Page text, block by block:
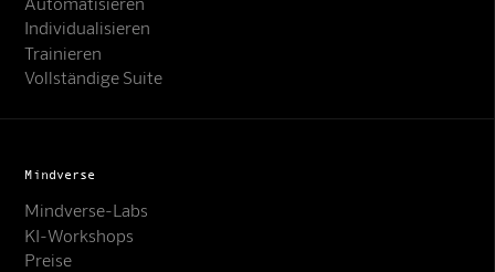
Individualisieren
Trainieren
Vollständige Suite
Mindverse
Mindverse-Labs
KI-Workshops
Preise